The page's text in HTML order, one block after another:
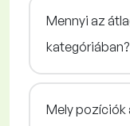
Mennyi az
kategóriában?
Mely pozíciók